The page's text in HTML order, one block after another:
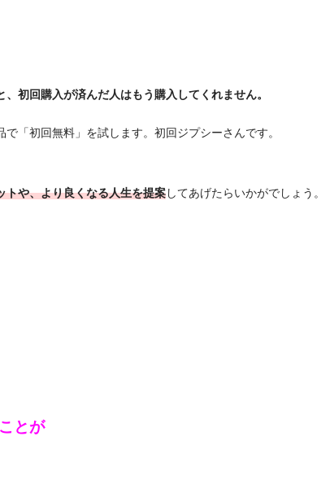
初回購入が済んだ人はもう購入してくれません。
「初回無料」を試します。初回ジプシーさんです。
トや、より良くなる人生を提案してあげたらいかがでしょう。
とが